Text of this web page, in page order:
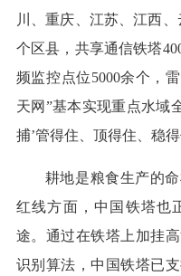
川、重庆、江苏、江西
个区县，共享通信铁塔
频监控点位5000余个，
天网”基本实现重点水域
捕’管得住、顶得住、稳得
耕地是粮食生产的
红线方面，中国铁塔也
途。通过在铁塔上加挂
识别算法，中国铁塔已